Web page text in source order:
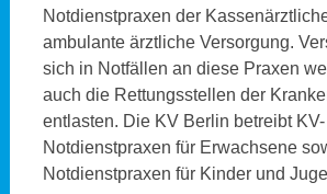
Notdienstpraxen der
ambulante ärztliche Versorgung.
sich in Notfällen an diese Praxen
auch die Rettungsstellen der
entlasten. Die KV Berlin betreibt KV-
Notdienstpraxen für Erwachsene
Notdienstpraxen für Kinder und